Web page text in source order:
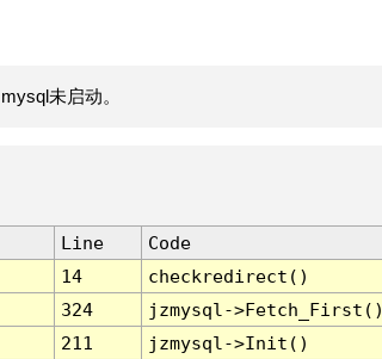
未启动。
Line
Code
14
checkredirect()
324
jzmysql-
211
jzmysql->Init()